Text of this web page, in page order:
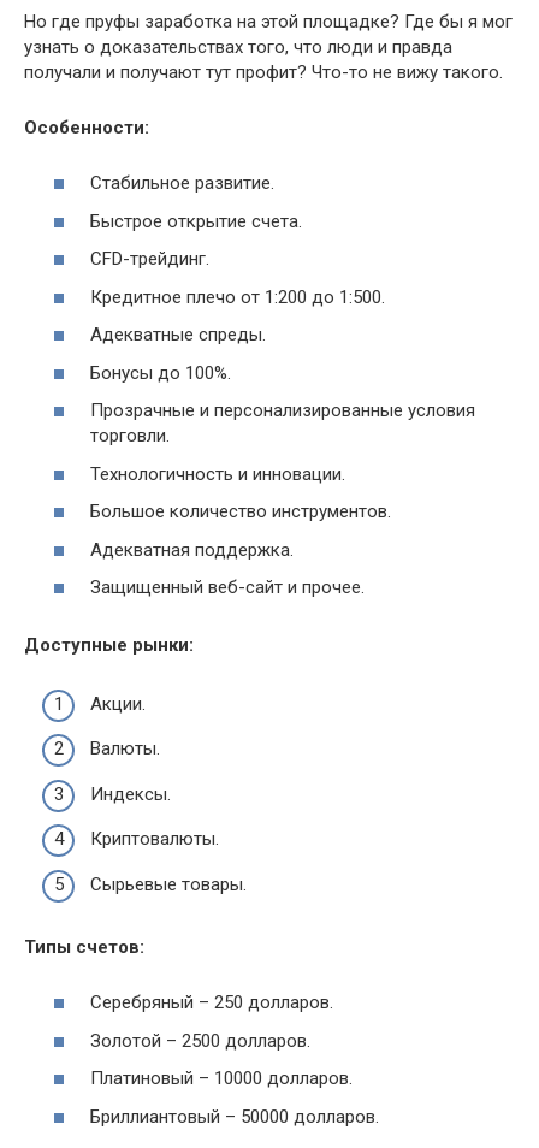
Но где пруфы заработка на этой площадке? Где бы я мог
узнать о доказательствах того, что люди и правда
получали и получают тут профит? Что-то не вижу такого.
Особенности:
Стабильное развитие.
Быстрое открытие счета.
CFD-трейдинг.
Кредитное плечо от 1:200 до 1:500.
Адекватные спреды.
Бонусы до 100%.
Прозрачные и персонализированные условия
торговли.
Технологичность и инновации.
Большое количество инструментов.
Адекватная поддержка.
Защищенный веб-сайт и прочее.
Доступные рынки:
Акции.
Валюты.
Индексы.
Криптовалюты.
Сырьевые товары.
Типы счетов:
Серебряный – 250 долларов.
Золотой – 2500 долларов.
Платиновый – 10000 долларов.
Бриллиантовый – 50000 долларов.